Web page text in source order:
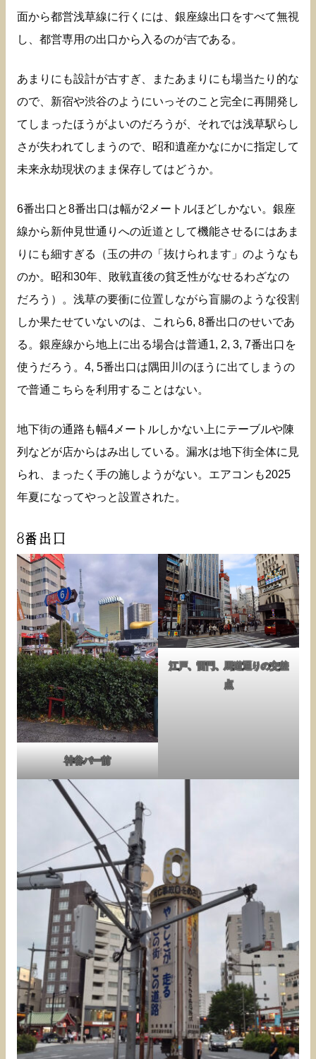
面から都営浅草線に行くには、銀座線出口をすべて無視
し、都営専用の出口から入るのが吉である。
あまりにも設計が古すぎ、またあまりにも場当たり的な
ので、新宿や渋谷のようにいっそのこと完全に再開発し
てしまったほうがよいのだろうが、それでは浅草駅らし
さが失われてしまうので、昭和遺産かなにかに指定して
未来永劫現状のまま保存してはどうか。
6番出口と8番出口は幅が2メートルほどしかない。銀座
線から新仲見世通りへの近道として機能させるにはあま
りにも細すぎる（玉の井の「抜けられます」のようなも
のか。昭和30年、敗戦直後の貧乏性がなせるわざなの
だろう）。浅草の要衝に位置しながら盲腸のような役割
しか果たせていないのは、これら6, 8番出口のせいであ
る。銀座線から地上に出る場合は普通1, 2, 3, 7番出口を
使うだろう。4, 5番出口は隅田川のほうに出てしまうの
で普通こちらを利用することはない。
地下街の通路も幅4メートルしかない上にテーブルや陳
列などが店からはみ出している。漏水は地下街全体に見
られ、まったく手の施しようがない。エアコンも2025
年夏になってやっと設置された。
8番出口
神谷バー前
江戸、雷門、馬道通りの交差
点